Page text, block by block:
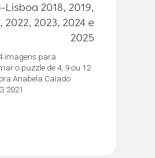
Lisboa 2018, 2019,
2022, 2023, 2024 e
2025
imagens para
o puzzle de 4, 9 ou 12
Anabela Caiado
2021